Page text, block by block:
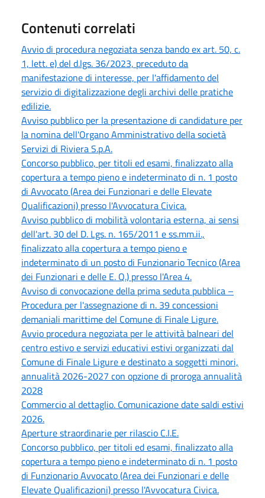
Contenuti correlati
Avvio di procedura negoziata senza bando ex art. 50, c.
1, lett. e) del d.lgs. 36/2023, preceduto da
manifestazione di interesse, per l'affidamento del
servizio di digitalizzazione degli archivi delle pratiche
edilizie.
Avviso pubblico per la presentazione di candidature per
la nomina dell'Organo Amministrativo della società
Servizi di Riviera S.p.A.
Concorso pubblico, per titoli ed esami, finalizzato alla
copertura a tempo pieno e indeterminato di n. 1 posto
di Avvocato (Area dei Funzionari e delle Elevate
Qualificazioni) presso l'Avvocatura Civica.
Avviso pubblico di mobilità volontaria esterna, ai sensi
dell'art. 30 del D. Lgs. n. 165/2011 e ss.mm.ii.,
finalizzato alla copertura a tempo pieno e
indeterminato di un posto di Funzionario Tecnico (Area
dei Funzionari e delle E. Q.) presso l'Area 4.
Avviso di convocazione della prima seduta pubblica –
Procedura per l'assegnazione di n. 39 concessioni
demaniali marittime del Comune di Finale Ligure.
Avvio procedura negoziata per le attività balneari del
centro estivo e servizi educativi estivi organizzati dal
Comune di Finale Ligure e destinato a soggetti minori,
annualità 2026-2027 con opzione di proroga annualità
2028
Commercio al dettaglio. Comunicazione date saldi estivi
2026.
Aperture straordinarie per rilascio C.I.E.
Concorso pubblico, per titoli ed esami, finalizzato alla
copertura a tempo pieno e indeterminato di n. 1 posto
di Funzionario Avvocato (Area dei Funzionari e delle
Elevate Qualificazioni) presso l'Avvocatura Civica.